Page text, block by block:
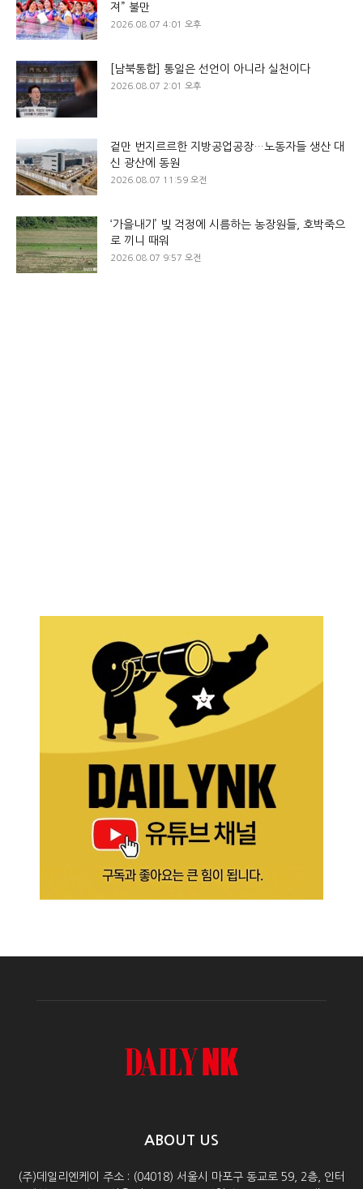
져” 불만
2026.08.07 4:01 오후
[남북통합] 통일은 선언이 아니라 실천이다
2026.08.07 2:01 오후
겉만 번지르르한 지방공업공장…노동자들 생산 대
신 광산에 동원
2026.08.07 11:59 오전
‘가을내기’ 빚 걱정에 시름하는 농장원들, 호박죽으
로 끼니 때워
2026.08.07 9:57 오전
ABOUT US
(주)데일리엔케이 주소 : (04018) 서울시 마포구 동교로 59, 2층, 인터